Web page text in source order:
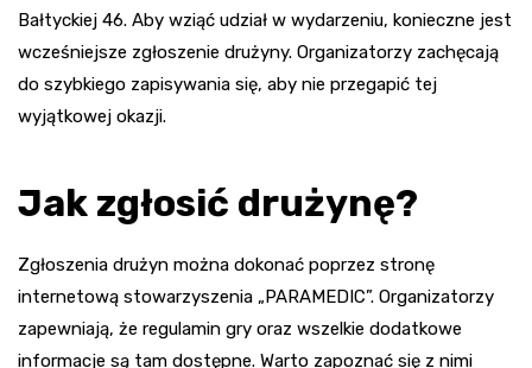
Bałtyckiej 46. Aby wziąć udział w wydarzeniu, konieczne jest
wcześniejsze zgłoszenie drużyny. Organizatorzy zachęcają
do szybkiego zapisywania się, aby nie przegapić tej
wyjątkowej okazji.
Jak zgłosić drużynę?
Zgłoszenia drużyn można dokonać poprzez stronę
internetową stowarzyszenia „PARAMEDIC”. Organizatorzy
zapewniają, że regulamin gry oraz wszelkie dodatkowe
informacje są tam dostępne. Warto zapoznać się z nimi